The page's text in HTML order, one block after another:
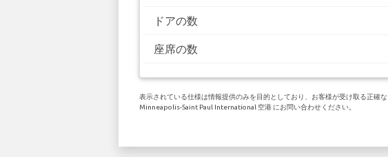
ドアの数
座席の数
表示されている仕様は情報提供のみを目的としており、お客様が受け取る正
Minneapolis-Saint Paul International 空港 にお問い合わせください。